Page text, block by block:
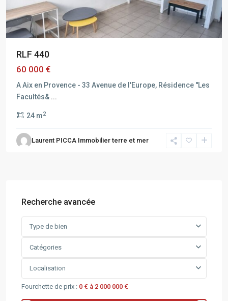
RLF 440
60 000 €
A Aix en Provence - 33 Avenue de l'Europe, Résidence ''Les
Facultés& ...
24 m2
Laurent PICCA Immobilier terre et mer
Recherche avancée
Type de bien
Catégories
Localisation
Fourchette de prix : 0 € à 2 000 000 €